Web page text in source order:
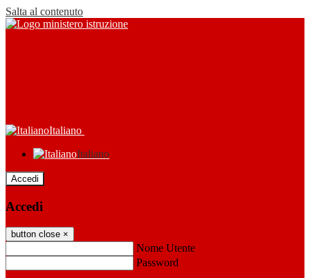
Salta al contenuto
Italiano
Italiano
Accedi
Accedi
button close ×
Nome Utente
Password